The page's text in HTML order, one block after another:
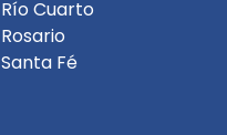
Río Cuarto
Rosario
Santa Fé